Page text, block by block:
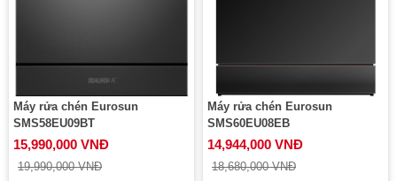
Máy rửa chén Eurosun
SMS58EU09BT
15,990,000 VNĐ
19,990,000 VNĐ
Máy rửa chén Eurosun
SMS60EU08EB
14,944,000 VNĐ
18,680,000 VNĐ